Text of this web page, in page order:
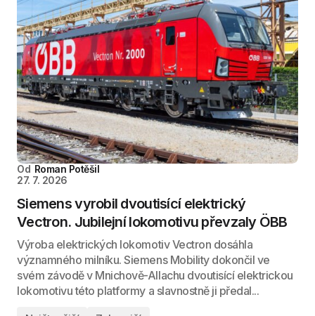
Od Roman Potěšil
27. 7. 2026
Siemens vyrobil dvoutisící elektrický
Vectron. Jubilejní lokomotivu převzaly ÖBB
Výroba elektrických lokomotiv Vectron dosáhla
významného milníku. Siemens Mobility dokončil ve
svém závodě v Mnichově-Allachu dvoutisící elektrickou
lokomotivu této platformy a slavnostně ji předal...